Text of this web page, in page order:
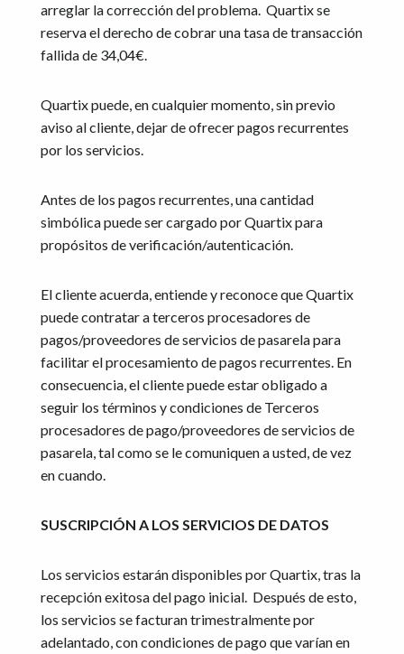
arreglar la corrección del problema. Quartix se
reserva el derecho de cobrar una tasa de transacción
fallida de 34,04€.
Quartix puede, en cualquier momento, sin previo
aviso al cliente, dejar de ofrecer pagos recurrentes
por los servicios.
Antes de los pagos recurrentes, una cantidad
simbólica puede ser cargado por Quartix para
propósitos de verificación/autenticación.
El cliente acuerda, entiende y reconoce que Quartix
puede contratar a terceros procesadores de
pagos/proveedores de servicios de pasarela para
facilitar el procesamiento de pagos recurrentes. En
consecuencia, el cliente puede estar obligado a
seguir los términos y condiciones de Terceros
procesadores de pago/proveedores de servicios de
pasarela, tal como se le comuniquen a usted, de vez
en cuando.
SUSCRIPCIÓN A LOS SERVICIOS DE DATOS
Los servicios estarán disponibles por Quartix, tras la
recepción exitosa del pago inicial. Después de esto,
los servicios se facturan trimestralmente por
adelantado, con condiciones de pago que varían en